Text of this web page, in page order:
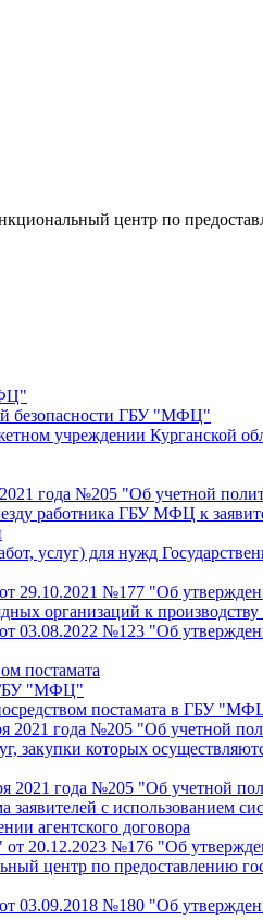
центр по
безопасности ГБУ "МФЦ"
учреждении Курганской
2021 года №205 "Об учетной
работника ГБУ МФЦ к
услуг) для нужд
№177 "Об
организаций к
№123 "Об
постамата
ГБУ "МФЦ"
постамата в ГБУ
2021 года №205 "Об учетной
закупки которых
2021 года №205 "Об учетной
с использованием
агентского договора
№176 "Об
центр по предоставлению
№180 "Об